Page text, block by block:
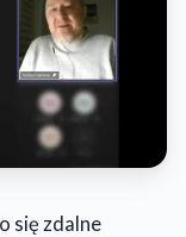
się zdalne